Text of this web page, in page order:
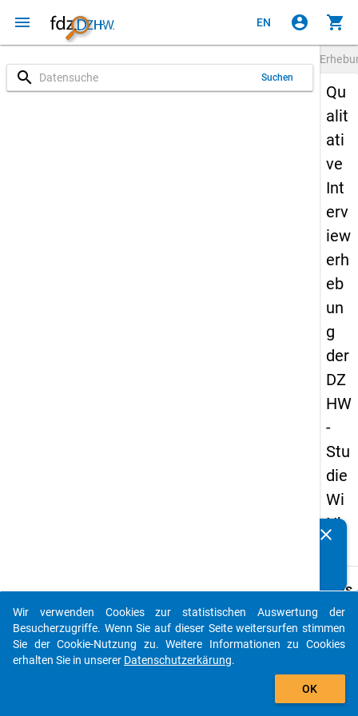
menu EN account_circle shopping_cart
search Suchen
Qu
alit
ati
ve
Int
erv
iew
erh
eb
un
g
der
DZ
HW
-
Stu
die
Wi
Nb
Details
1
info
clear
auto_stories
add_shopping_cart
Wir verwenden Cookies zur statistischen Auswertung der
Besucherzugriffe. Wenn Sie auf dieser Seite weitersurfen stimmen
Sie der Cookie-Nutzung zu. Weitere Informationen zu Cookies
erhalten Sie in unserer Datenschutzerkärung.
OK